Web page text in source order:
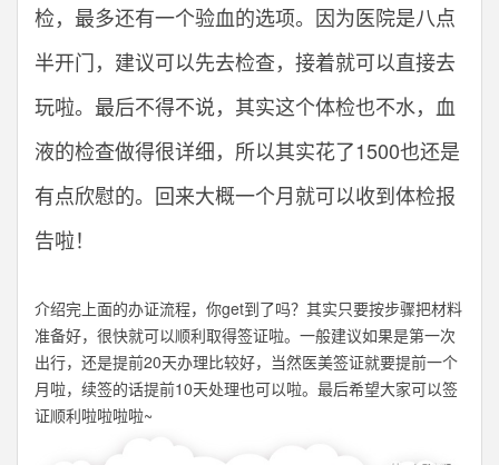
检，最多还有一个验血的选项。因为医院是八点
半开门，建议可以先去检查，接着就可以直接去
玩啦。最后不得不说，其实这个体检也不水，血
液的检查做得很详细，所以其实花了1500也还是
有点欣慰的。回来大概一个月就可以收到体检报
告啦！
介绍完上面的办证流程，你get到了吗？其实只要按步骤把材料
准备好，很快就可以顺利取得签证啦。一般建议如果是第一次
出行，还是提前20天办理比较好，当然医美签证就要提前一个
月啦，续签的话提前10天处理也可以啦。最后希望大家可以签
证顺利啦啦啦啦~